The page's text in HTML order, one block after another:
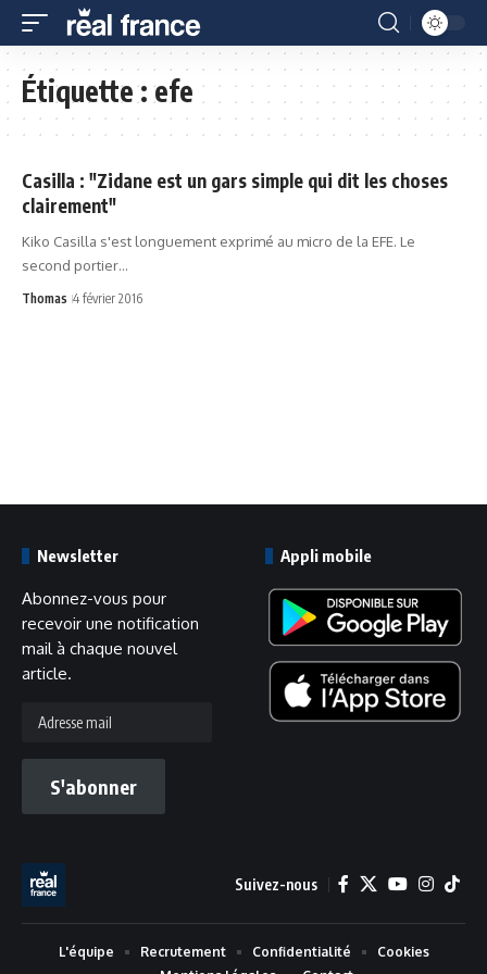
Étiquette :efe
Casilla : "Zidane est un gars simple qui dit les choses
clairement"
Kiko Casilla s'est longuement exprimé au micro de la EFE. Le
second portier…
Thomas 4 février 2016
Newsletter
Abonnez-vous pour
recevoir une notification
mail à chaque nouvel
article.
mail
S'abonner
Appli mobile
Suivez-nous
L'équipe Recrutement Confidentialité
Cookies